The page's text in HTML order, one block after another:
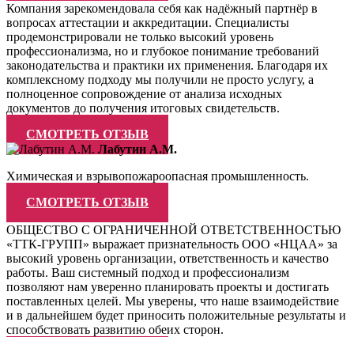
Компания зарекомендовала себя как надёжный партнёр в
вопросах аттестации и аккредитации. Специалисты
продемонстрировали не только высокий уровень
профессионализма, но и глубокое понимание требований
законодательства и практики их применения. Благодаря их
комплексному подходу мы получили не просто услугу, а
полноценное сопровождение от анализа исходных
документов до получения итоговых свидетельств.
СМОТРЕТЬ ОТЗЫВ
Лабутин А.М.
Химическая и взрывопожароопасная промышленность.
СМОТРЕТЬ ОТЗЫВ
ОБЩЕСТВО С ОГРАНИЧЕННОЙ ОТВЕТСТВЕННОСТЬЮ
«ТТК-ГРУПП» выражает признательность ООО «НЦАА» за
высокий уровень организации, ответственность и качество
работы. Ваш системный подход и профессионализм
позволяют нам уверенно планировать проекты и достигать
поставленных целей. Мы уверены, что наше взаимодействие
и в дальнейшем будет приносить положительные результаты и
способствовать развитию обеих сторон.